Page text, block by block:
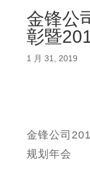
金锋公
彰暨
1 月 31, 2019
金锋公司
规划年会